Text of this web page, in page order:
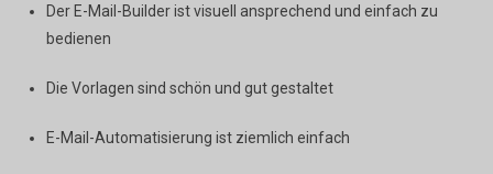
Der E-Mail-Builder ist visuell ansprechend und einfach zu
bedienen
Die Vorlagen sind schön und gut gestaltet
E-Mail-Automatisierung ist ziemlich einfach